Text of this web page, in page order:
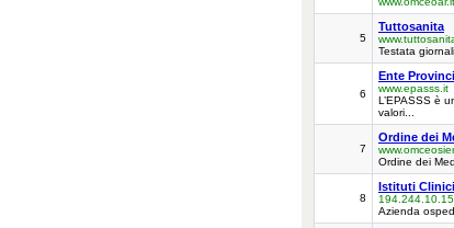
5
Tuttosanita
Testata
6
Ente
www.epasss.it
L’EPASSS è
valori...
7
Ordine dei
Ordine dei
8
Istituti
Azienda